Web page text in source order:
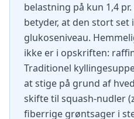
belastning på kun 1,4
betyder, at den stort
glukoseniveau.
ikke er i opskriften:
Traditionel
at stige på grund af
skifte til squash-nudler
fiberrige grøntsager i